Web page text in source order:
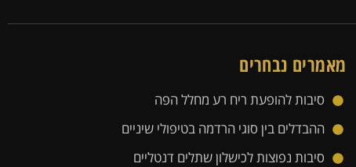
מאמרים נבחרים
סיבות להופעת ריח רע מחלל הפה
ההבדלים בין סוגי הרדמה בטיפולי שיניים
סיבות נפוצות לכישלון שתלים דנטליים